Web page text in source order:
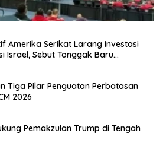
Amerika Serikat Larang Investasi
Israel, Sebut Tonggak Baru
Tiga Pilar Penguatan Perbatasan
2026
Pemakzulan Trump di Tengah